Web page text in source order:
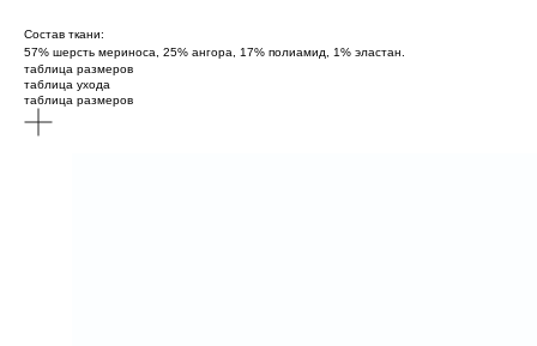
Состав ткани:
57% шерсть мериноса, 25% ангора, 17% полиамид, 1% эластан.
таблица размеров
таблица ухода
таблица размеров